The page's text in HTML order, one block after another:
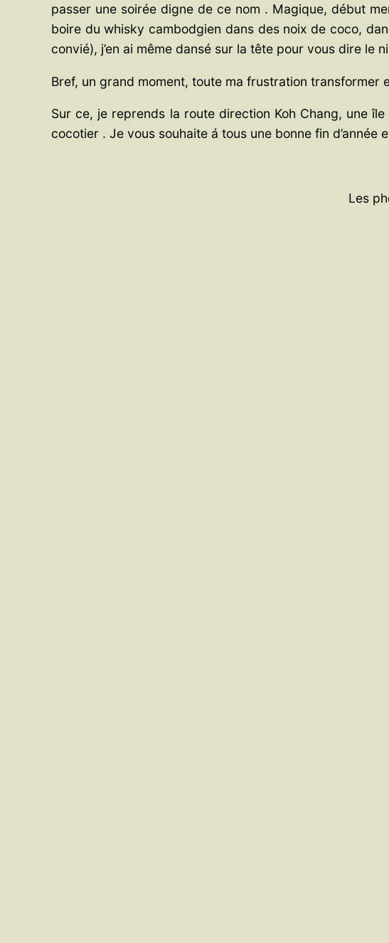
passer une soirée digne de ce nom . Magique, début
boire du whisky cambodgien dans des noix de coco,
convié), j’en ai même dansé sur la tête pour vous dire le
Bref, un grand moment, toute ma frustration transformer
Sur ce, je reprends la route direction Koh Chang, une
cocotier . Je vous souhaite á tous une bonne fin d’année
Les